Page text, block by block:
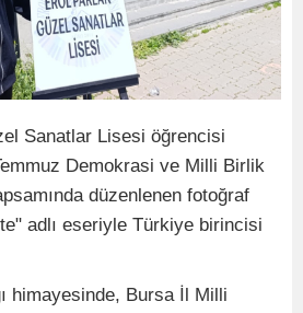
Sanatlar Lisesi öğrencisi
Demokrasi ve Milli Birlik
düzenlenen fotoğraf
adlı eseriyle Türkiye birincisi
himayesinde, Bursa İl Milli